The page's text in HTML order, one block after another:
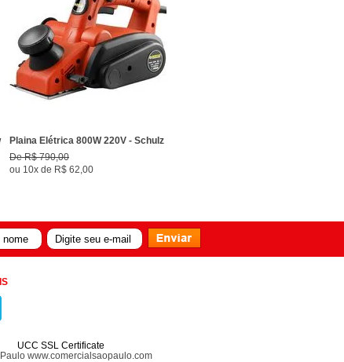
Plaina Elétrica 800W 220V - Schulz
DeR$ 790,00
ou 10x de R$ 62,00
UCC SSL Certificate
www.comercialsaopaulo.com